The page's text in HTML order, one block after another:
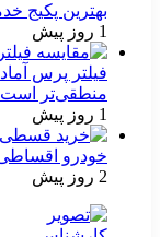
بهترین پکیج
1 روز پیش
فیلتر پرس
منطقی‌تر
1 روز پیش
خودرو اقساطی
2 روز پیش